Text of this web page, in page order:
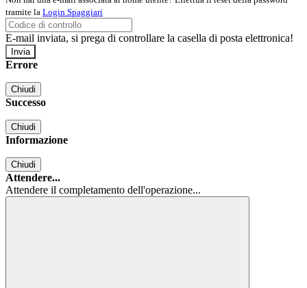
tramite la Login Spaggiari
E-mail inviata, si prega di controllare la casella di posta elettronica!
Errore
Chiudi
Successo
Chiudi
Informazione
Chiudi
Attendere...
Attendere il completamento dell'operazione...